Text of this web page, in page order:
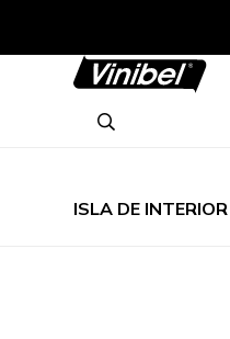
ISLA DE INTERIOR